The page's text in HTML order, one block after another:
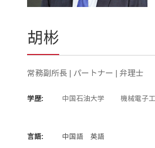
胡彬
常務副所長 | パートナー | 弁理士
学歴: 中国石油大学 機械電子工
言語: 中国語 英語